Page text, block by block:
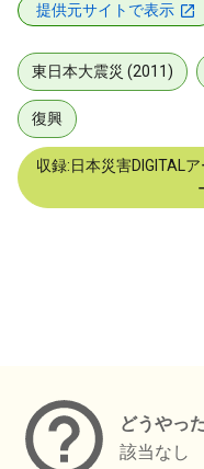
提供元サイトで表示
東日本大震災 (2011)
復興
収録:日本災害DIGITAL
どうやっ
該当なし